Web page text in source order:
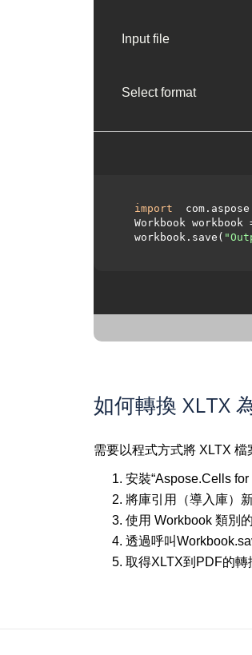
Input file
Select format
import
Workbook workbook
  workbook.save(
如何轉換 XLTX
需要以程式方式將 XLTX
安裝“Aspose.Cells for
將庫引用（導入庫）
使用 Workbook 類別
透過呼叫
取得XLTX到PDF的轉